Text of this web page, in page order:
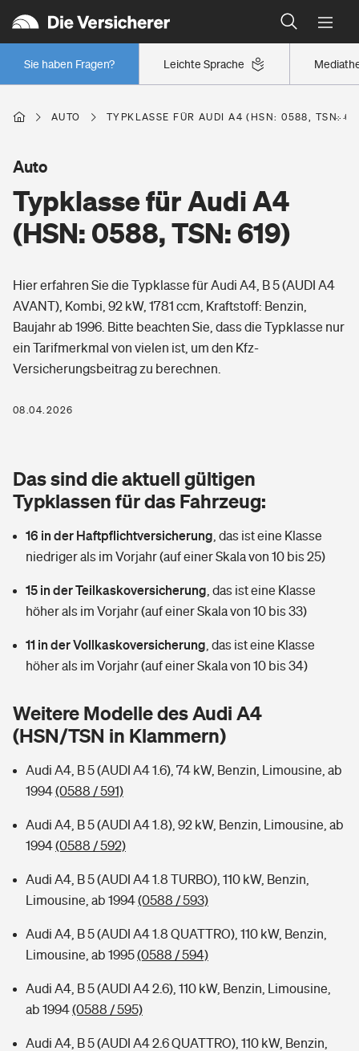
Leichte Sprache
Sie haben Fragen?
Wer versichert was: Jetzt Versicherer finden
Regionalklassen: So ist Ihre Region eingestuft
Wer versichert was: Jetzt Versicherer finden
Berufsunfähigkeitsversicherung
Erwerbsunfähigkeitsversicherung
Grundfähigkeitsversicherung
Arbeitsrechtsschutz
Berufshaftpflichtversicherung
Zur Übersicht
Tools
Wer versichert was: Jetzt Versicherer finden
Sie haben Fragen?
Wohnen
Glasversicherung
Mietkautionsversicherung
Restkreditversicherung
Zur Übersicht
Tools
Wer versichert was: Jetzt Versicherer finden
Sie haben Fragen?
Freizeit
Pri­vate Haft­pflicht­
Kinderunfall­ver­si­che­rung
Kinderinvalidität
Reiseversicherung
Pferdehalter-Haftpflicht
Handyversicherung
Musikinstrumentenversicherung
Zur Übersicht
Tools
Kinderunfall-Check: Mehr Sicherheit für deine Kids
Typklassen: So ist Ihr Auto eingestuft
Gesundheit
Private Krankenversicherung
Dread-Disease-Versicherung
Tierkrankenversicherung
Sie haben Fragen?
Rentenrechner: Wie viel Geld bekomme ich im Alter?
AUTO TYPKLASSE FÜR AUDI A4 (HSN: 0588, TSN:
Typklasse für Audi A4
(HSN: 0588, TSN: 619)
Auto
Hier erfahren Sie die Typklasse für Audi A4, B 5 (AUDI A4
AVANT), Kombi, 92 kW, 1781 ccm, Kraftstoff: Benzin,
Baujahr ab 1996. Bitte beachten Sie, dass die Typklasse nur
ein Tarifmerkmal von vielen ist, um den Kfz-
Versicherungsbeitrag zu berechnen.
08.04.2026
Das sind die aktuell gültigen
Typklassen für das Fahrzeug:
16 in der Haftpflichtversicherung das ist eine Klasse
niedriger als im Vorjahr (auf einer Skala von 10 bis 25)
15 in der Teilkaskoversicherung das ist eine Klasse
höher als im Vorjahr (auf einer Skala von 10 bis 33)
11 in der Vollkaskoversicherung das ist eine Klasse
höher als im Vorjahr (auf einer Skala von 10 bis 34)
Weitere Modelle des Audi A4
(HSN/TSN in Klammern)
Audi A4, B 5 (AUDI A4 1.6), 74 kW, Benzin, Limousine, ab
1994(0588 / 591)
Audi A4, B 5 (AUDI A4 1.8), 92 kW, Benzin, Limousine, ab
1994(0588 / 592)
Audi A4, B 5 (AUDI A4 1.8 TURBO), 110 kW, Benzin,
Limousine, ab 1994(0588 / 593)
Audi A4, B 5 (AUDI A4 1.8 QUATTRO), 110 kW, Benzin,
Limousine, ab 1995(0588 / 594)
Audi A4, B 5 (AUDI A4 2.6), 110 kW, Benzin, Limousine,
ab 1994(0588 / 595)
Audi A4, B 5 (AUDI A4 2.6 QUATTRO), 110 kW, Benzin,